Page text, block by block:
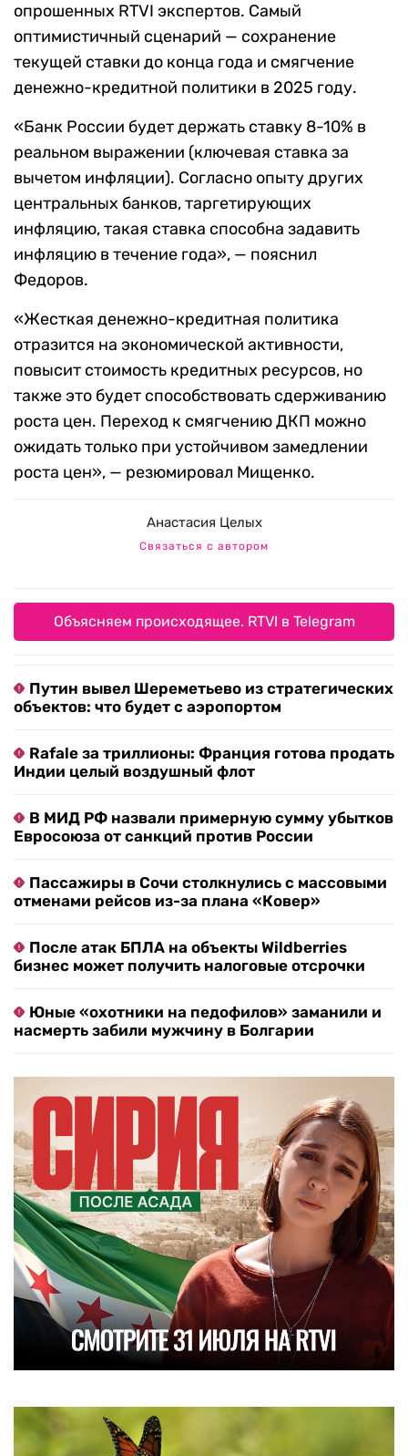
опрошенных RTVI экспертов. Самый
оптимистичный сценарий — сохранение
текущей ставки до конца года и смягчение
денежно-кредитной политики в 2025 году.
«Банк России будет держать ставку 8-10% в
реальном выражении (ключевая ставка за
вычетом инфляции). Согласно опыту других
центральных банков, таргетирующих
инфляцию, такая ставка способна задавить
инфляцию в течение года», — пояснил
Федоров.
«Жесткая денежно-кредитная политика
отразится на экономической активности,
повысит стоимость кредитных ресурсов, но
также это будет способствовать сдерживанию
роста цен. Переход к смягчению ДКП можно
ожидать только при устойчивом замедлении
роста цен», — резюмировал Мищенко.
Анастасия Целых
Связаться с автором
Объясняем происходящее. RTVI в Telegram
Путин вывел Шереметьево из стратегических
объектов: что будет с аэропортом
Rafale за триллионы: Франция готова продать
Индии целый воздушный флот
В МИД РФ назвали примерную сумму убытков
Евросоюза от санкций против России
Пассажиры в Сочи столкнулись с массовыми
отменами рейсов из-за плана «Ковер»
После атак БПЛА на объекты Wildberries
бизнес может получить налоговые отсрочки
Юные «охотники на педофилов» заманили и
насмерть забили мужчину в Болгарии